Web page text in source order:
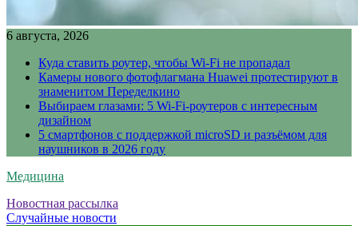
6 августа, 2026
Куда ставить роутер, чтобы Wi-Fi не пропадал
Камеры нового фотофлагмана Huawei протестируют в
знаменитом Переделкино
Выбираем глазами: 5 Wi-Fi-роутеров с интересным
дизайном
5 смартфонов с поддержкой microSD и разъёмом для
наушников в 2026 году
Медицина
Новостная рассылка
Случайные новости